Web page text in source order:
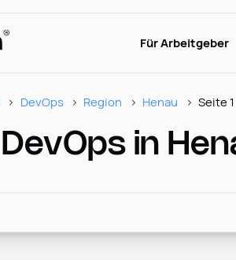
Für Arbeitgeber
DevOps Region Henau Seite 1
in